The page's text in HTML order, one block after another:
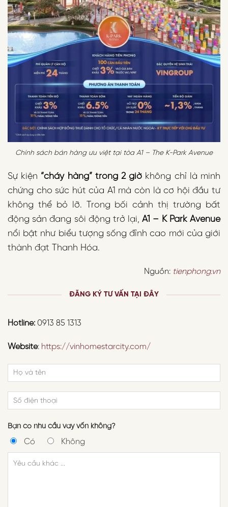
Chính sách bán hàng ưu việt tại tòa A1 – The K-Park Avenue
Sự kiện “cháy hàng” trong 2 giờ không chỉ là minh
chứng cho sức hút của A1 mà còn là cơ hội đầu tư
không thể bỏ lỡ. Trong bối cảnh thị trường bất
động sản đang sôi động trở lại,A1 – K Park Avenue
nổi bật như biểu tượng sống đỉnh cao mới của giới
thành đạt Thanh Hóa.
Nguồn: tienphong.vn
ĐĂNG KÝ TƯ VẤN TẠI ĐÂY
Hotline: 0913 85 1313
Website: https://vinhomestarcity.com/
Bạn có nhu cầu vay vốn không?
Có Không